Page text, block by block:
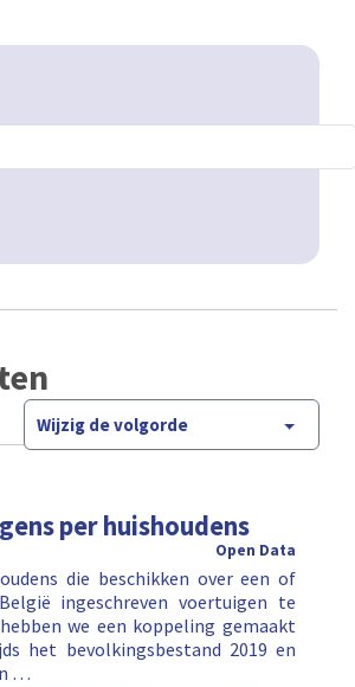
Wijzig de volgorde
per huishoudens
Open Data
die beschikken over een of
ingeschreven voertuigen te
we een koppeling gemaakt
het bevolkingsbestand 2019 en
…